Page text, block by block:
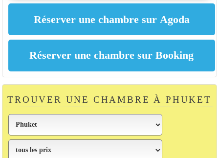
TROUVER UNE CHAMBRE À PHUKET